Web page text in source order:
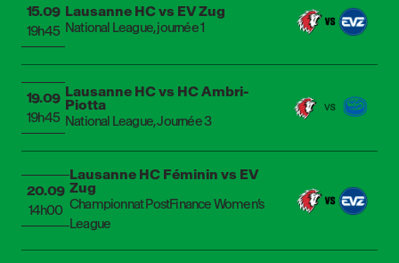
15.09
19h45
Lausanne HC vs EV Zug
National League, journée 1
19.09
19h45
Lausanne HC vs HC Ambri-
Piotta
National League, Journée 3
20.09
14h00
Lausanne HC Féminin vs EV
Zug
Championnat PostFinance Women’s
League